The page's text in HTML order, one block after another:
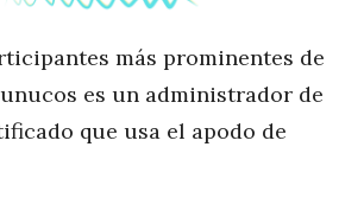
más prominentes de
es un administrador de
que usa el apodo de